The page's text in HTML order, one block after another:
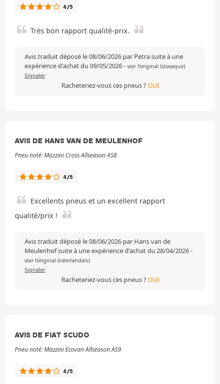
4/5
Très bon rapport qualité-prix.
Avis traduit déposé le 08/06/2026 par Petra suite à une
expérience d'achat du 09/05/2026- voir l'original (slovaque)
Signaler
Racheteriez-vous ces pneus ?OUI
AVIS DE HANS VAN DE MEULENHOF
Pneu noté: Mazzini Cross Allseason AS8
4/5
Excellents pneus et un excellent rapport
qualité/prix !
Avis traduit déposé le 08/06/2026 par Hans van de
Meulenhof suite à une expérience d'achat du 28/04/2026-
voir l'original (néerlandais)
Signaler
Racheteriez-vous ces pneus ?OUI
AVIS DE FIAT SCUDO
Pneu noté: Mazzini Ecovan Allseason AS9
4/5